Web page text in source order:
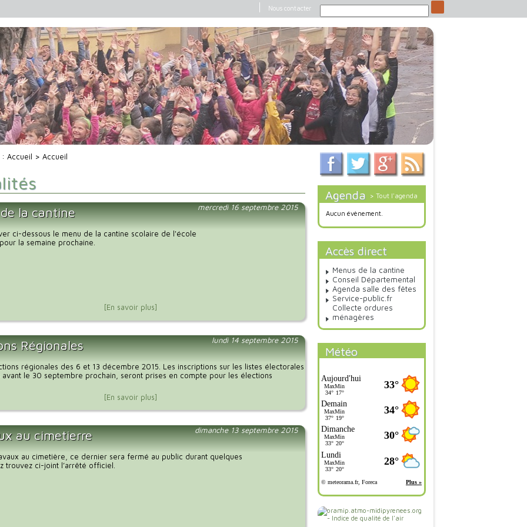
Nous contacter
:Accueil > Accueil
mercredi 16 septembre 2015
la cantine
ci-dessous le menu de la cantine scolaire de l'école
la semaine prochaine.
[En savoir plus]
lundi 14 septembre 2015
Régionales
régionales des 6 et 13 décembre 2015. Les inscriptions sur les listes électorales
avant le 30 septembre prochain, seront prises en compte pour les élections
[En savoir plus]
dimanche 13 septembre 2015
au cimetierre
au cimetière, ce dernier sera fermé au public durant quelques
trouvez ci-joint l’arrêté officiel.
Agenda > Tout l'agenda
Aucun évènement.
Accès direct
Menus de la cantine
Conseil Départemental
Agenda salle des fêtes
Service-public.fr
Collecte ordures
ménagères
Météo